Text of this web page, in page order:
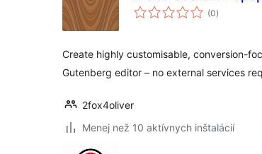
(0celkové
hodnotenie
)
Create highly customisable, conversion-
Gutenberg editor – no external services
2fox4oliver
Menej než 10 aktívnych inštalácií